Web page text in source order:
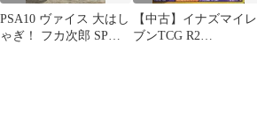
PSA10 ヴァイス 大はし
ゃぎ！ フカ次郎 SP
【中古】イナズマイレ
ブンTCG R2